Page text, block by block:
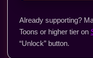
Already supporting?
Toons or higher tier on
“Unlock” button.